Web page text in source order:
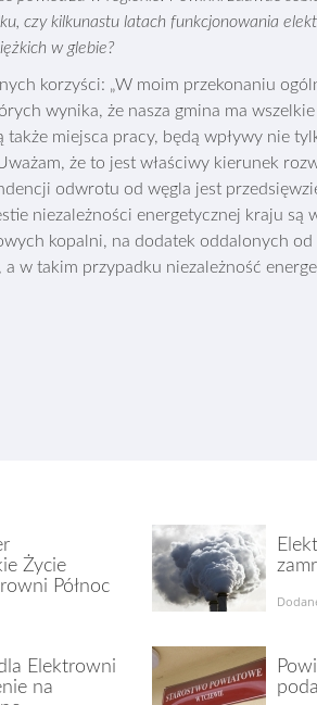
czy kilkunastu latach funkcjonowania
w glebie?
korzyści: „W moim przekonaniu
wynika, że nasza gmina ma
miejsca pracy, będą wpływy nie
że to jest właściwy kierunek
odwrotu od węgla jest
niezależności energetycznej kraju są
kopalni, na dodatek oddalonych
w takim przypadku niezależność
Życie
Północ
Elektrowni
na